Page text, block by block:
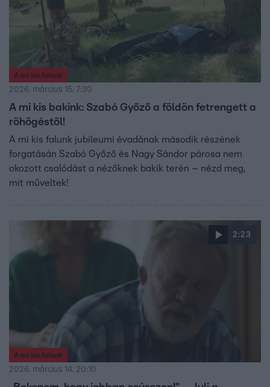
A mi kis falunk
2026. március 15. 7:30
A mi kis bakink: Szabó Győző a földön fetrengett a
röhögéstől!
A mi kis falunk jubileumi évadának második részének
forgatásán Szabó Győző és Nagy Sándor párosa nem
okozott csalódást a nézőknek bakik terén – nézd meg,
mit műveltek!
2:23
A mi kis falunk
2026. március 14. 20:10